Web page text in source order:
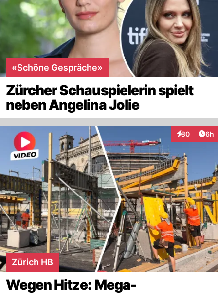
«Schöne Gespräche»
Zürcher Schauspielerin spielt
neben Angelina Jolie
80
Interaktionen
6h
Zürich HB
Wegen Hitze: Mega-